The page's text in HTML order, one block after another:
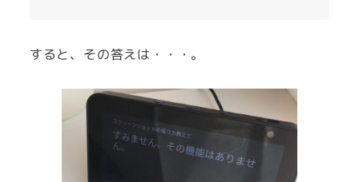
すると、その答えは・・・。